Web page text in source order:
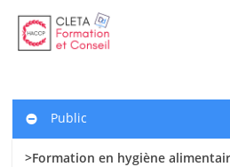
main
Public
>Formation en hygiène